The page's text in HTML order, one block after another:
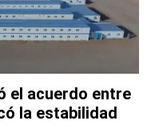
el acuerdo entre
la estabilidad